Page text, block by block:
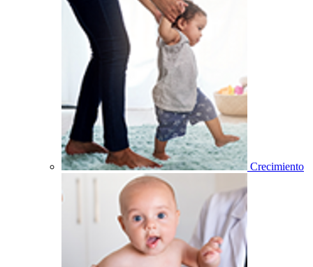
Crecimiento